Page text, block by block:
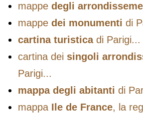
mappe degli
mappe dei monumenti di
cartina turisticadi Parigi...
cartina dei singoli
Parigi...
mappa degli abitanti di
mappa Ile de France, la